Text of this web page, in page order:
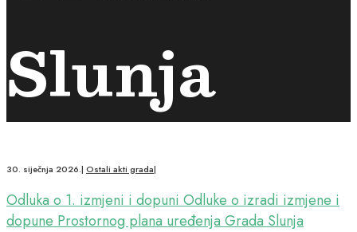
Slunja
30. siječnja 2026.| Ostali akti grada|
Odluka o 1. izmjeni i dopuni Odluke o izradi izmjene i
dopune Prostornog plana uređenja Grada Slunja